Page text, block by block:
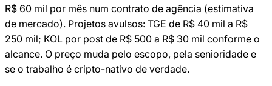
R$ 60 mil por mês num contrato de agência (estimativa
de mercado). Projetos avulsos: TGE de R$ 40 mil a R$
250 mil; KOL por post de R$ 500 a R$ 30 mil conforme o
alcance. O preço muda pelo escopo, pela senioridade e
se o trabalho é cripto-nativo de verdade.